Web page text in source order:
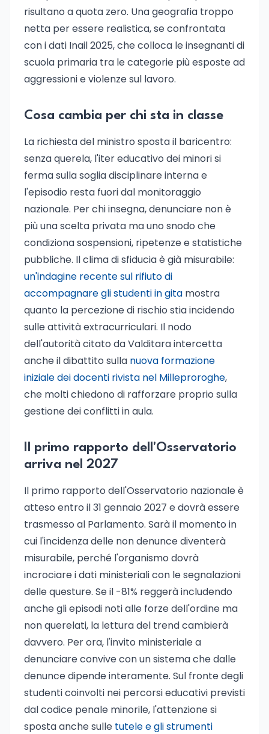
risultano a quota zero. Una geografia troppo
netta per essere realistica, se confrontata
con i dati Inail 2025, che colloca le insegnanti di
scuola primaria tra le categorie più esposte ad
aggressioni e violenze sul lavoro.
Cosa cambia per chi sta in classe
La richiesta del ministro sposta il baricentro:
senza querela, l'iter educativo dei minori si
ferma sulla soglia disciplinare interna e
l'episodio resta fuori dal monitoraggio
nazionale. Per chi insegna, denunciare non è
più una scelta privata ma uno snodo che
condiziona sospensioni, ripetenze e statistiche
pubbliche. Il clima di sfiducia è già misurabile:
un'indagine recente sul rifiuto di
accompagnare gli studenti in gita mostra
quanto la percezione di rischio stia incidendo
sulle attività extracurriculari. Il nodo
dell'autorità citato da Valditara intercetta
anche il dibattito sulla nuova formazione
iniziale dei docenti rivista nel Milleproroghe,
che molti chiedono di rafforzare proprio sulla
gestione dei conflitti in aula.
Il primo rapporto dell'Osservatorio
arriva nel 2027
Il primo rapporto dell'Osservatorio nazionale è
atteso entro il 31 gennaio 2027 e dovrà essere
trasmesso al Parlamento. Sarà il momento in
cui l'incidenza delle non denunce diventerà
misurabile, perché l'organismo dovrà
incrociare i dati ministeriali con le segnalazioni
delle questure. Se il -81% reggerà includendo
anche gli episodi noti alle forze dell'ordine ma
non querelati, la lettura del trend cambierà
davvero. Per ora, l'invito ministeriale a
denunciare convive con un sistema che dalle
denunce dipende interamente. Sul fronte degli
studenti coinvolti nei percorsi educativi previsti
dal codice penale minorile, l'attenzione si
sposta anche sulle tutele e gli strumenti